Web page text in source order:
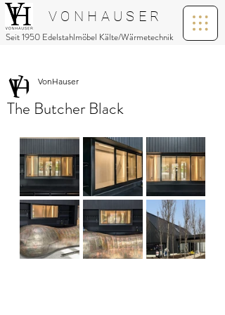
V O N H A U S E R
Seit 1950 Edelstahlmöbel Kälte/Wärmetechnik
The Butcher Black
VonHauser